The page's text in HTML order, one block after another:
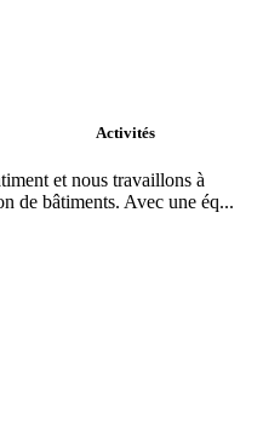
Activités
et nous travaillons à
de bâtiments. Avec une éq...